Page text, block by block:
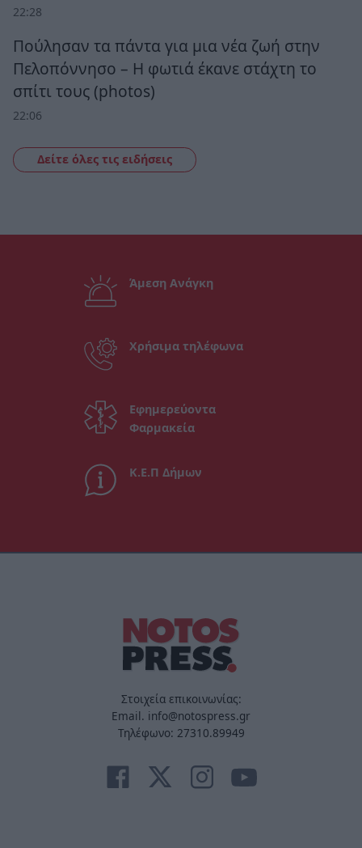
22:28
Πούλησαν τα πάντα για μια νέα ζωή στην
Πελοπόννησο – Η φωτιά έκανε στάχτη το
σπίτι τους (photos)
22:06
Δείτε όλες τις ειδήσεις
Άμεση Ανάγκη
Χρήσιμα τηλέφωνα
Εφημερεύοντα
Φαρμακεία
Κ.Ε.Π Δήμων
Στοιχεία επικοινωνίας:
Email. info@notospress.gr
Τηλέφωνο: 27310.89949